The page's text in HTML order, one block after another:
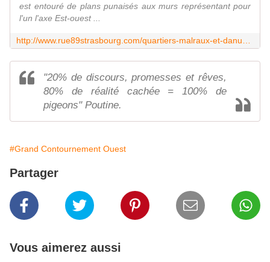
est entouré de plans punaisés aux murs représentant pour
l'un l'axe Est-ouest ...
"20% de discours, promesses et rêves,
80% de réalité cachée = 100% de
pigeons" Poutine.
#Grand Contournement Ouest
Partager
Vous aimerez aussi